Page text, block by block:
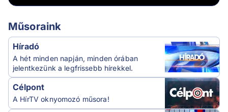
Műsoraink
Híradó
A hét minden napján, minden órában
jelentkezünk a legfrissebb hírekkel.
Célpont
A HírTV oknyomozó műsora!